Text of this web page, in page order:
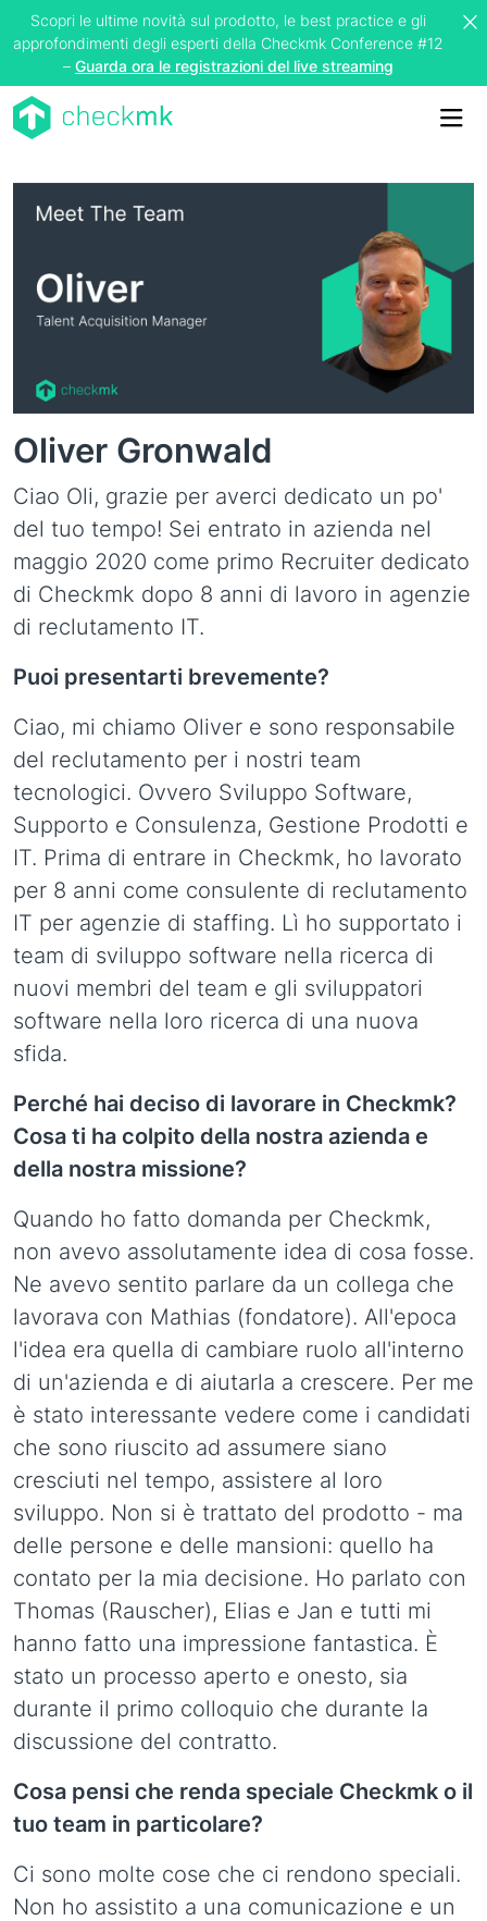
Scopri le ultime novità sul prodotto, le best practice e gli
approfondimenti degli esperti della Checkmk Conference #12
– Guarda ora le registrazioni del live streaming
Oliver Gronwald
Ciao Oli, grazie per averci dedicato un po'
del tuo tempo! Sei entrato in azienda nel
maggio 2020 come primo Recruiter dedicato
di Checkmk dopo 8 anni di lavoro in agenzie
di reclutamento IT.
Puoi presentarti brevemente?
Ciao, mi chiamo Oliver e sono responsabile
del reclutamento per i nostri team
tecnologici. Ovvero Sviluppo Software,
Supporto e Consulenza, Gestione Prodotti e
IT. Prima di entrare in Checkmk, ho lavorato
per 8 anni come consulente di reclutamento
IT per agenzie di staffing. Lì ho supportato i
team di sviluppo software nella ricerca di
nuovi membri del team e gli sviluppatori
software nella loro ricerca di una nuova
sfida.
Perché hai deciso di lavorare in Checkmk?
Cosa ti ha colpito della nostra azienda e
della nostra missione?
Quando ho fatto domanda per Checkmk,
non avevo assolutamente idea di cosa fosse.
Ne avevo sentito parlare da un collega che
lavorava con Mathias (fondatore). All'epoca
l'idea era quella di cambiare ruolo all'interno
di un'azienda e di aiutarla a crescere. Per me
è stato interessante vedere come i candidati
che sono riuscito ad assumere siano
cresciuti nel tempo, assistere al loro
sviluppo. Non si è trattato del prodotto - ma
delle persone e delle mansioni: quello ha
contato per la mia decisione. Ho parlato con
Thomas (Rauscher), Elias e Jan e tutti mi
hanno fatto una impressione fantastica. È
stato un processo aperto e onesto, sia
durante il primo colloquio che durante la
discussione del contratto.
Cosa pensi che renda speciale Checkmk o il
tuo team in particolare?
Ci sono molte cose che ci rendono speciali.
Non ho assistito a una comunicazione e un